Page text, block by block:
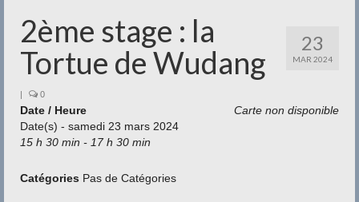
Qi Cong – Taï Chi
Disciplines
Méditation
Documentation
Liens
23
MAR 2024
2ème stage : la
Tortue de Wudang
| 0
Carte non disponible
Date / Heure
Date(s) - samedi 23 mars 2024
15 h 30 min - 17 h 30 min
Catégories Pas de Catégories